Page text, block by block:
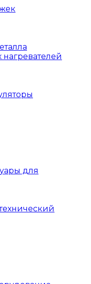
для